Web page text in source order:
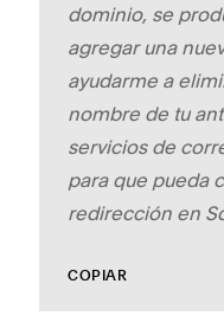
dominio, se
agregar una
ayudarme a
nombre de tu
servicios de
para que pueda
redirección en
COPIAR